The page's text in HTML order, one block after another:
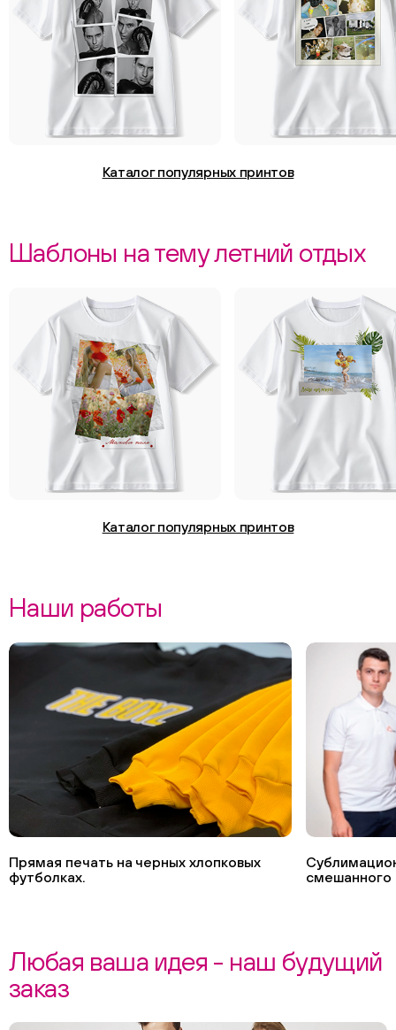
Каталог популярных принтов
Шаблоны на тему летний отдых
Каталог популярных принтов
Наши работы
Прямая печать на черных хлопковых
футболках.
смешанного
Любая ваша идея - наш будущий
заказ